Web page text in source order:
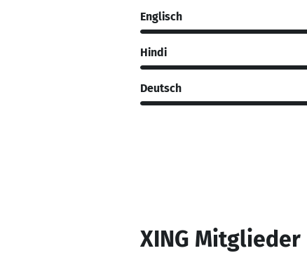
Englisch
Hindi
Deutsch
XING